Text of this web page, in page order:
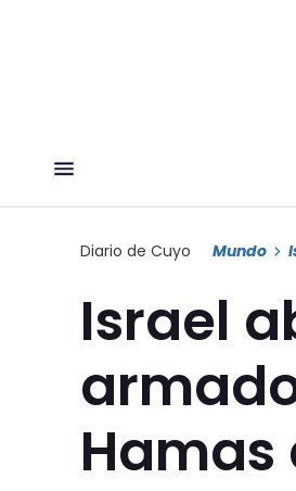
Diario de Cuyo Mundo
Israel
Hamas